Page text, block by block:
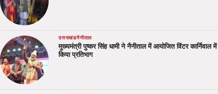
उत्तराखंडनैनीताल
मुख्यमंत्री पुष्कर सिंह धामी ने नैनीताल में आयोजित विंटर कार्निवाल में
किया प्रतिभाग